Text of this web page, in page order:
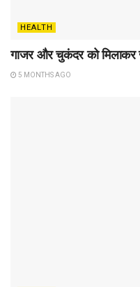
HEALTH
गाजर और चुकंदर को मिलाकर
5 MONTHS AGO